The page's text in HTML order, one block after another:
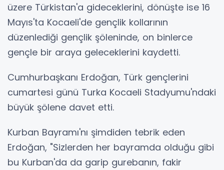
üzere Türkistan'a gideceklerini, dönüşte ise 16
Mayıs'ta Kocaeli'de gençlik kollarının
düzenlediği gençlik şöleninde, on binlerce
gençle bir araya geleceklerini kaydetti.
Cumhurbaşkanı Erdoğan, Türk gençlerini
cumartesi günü Turka Kocaeli Stadyumu'ndaki
büyük şölene davet etti.
Kurban Bayramı'nı şimdiden tebrik eden
Erdoğan, "Sizlerden her bayramda olduğu gibi
bu Kurban'da da garip gurebanın, fakir